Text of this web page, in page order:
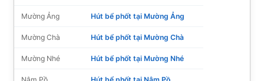
Mường Ảng Hút bể phốt tại Mường Ảng
Mường Chà Hút bể phốt tại Mường Chà
Mường Nhé Hút bể phốt tại Mường Nhé